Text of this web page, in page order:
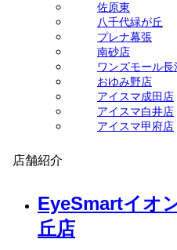
佐原東
八千代緑が丘
プレナ幕張
南砂店
ワンズモール長
おゆみ野店
アイスマ成田店
アイスマ白井店
アイスマ甲府店
店舗紹介
EyeSmartイオ
丘店